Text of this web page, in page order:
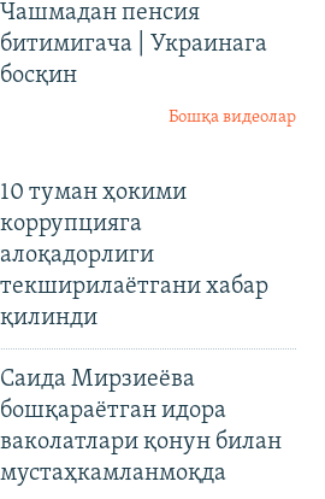
Чашмадан пенсия
битимигача | Украинага
босқин
Бошқа видеолар
10 туман ҳокими
коррупцияга
алоқадорлиги
текширилаётгани хабар
қилинди
Саида Мирзиеёва
бошқараётган идора
ваколатлари қонун билан
мустаҳкамланмоқда